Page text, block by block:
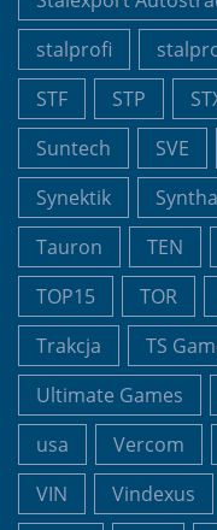
stalprofi
STF
STP
Suntech
SVE
Synektik
Tauron
TEN
TOP15
TOR
Trakcja
TS
Ultimate Games
usa
Vercom
VIN
Vindexus